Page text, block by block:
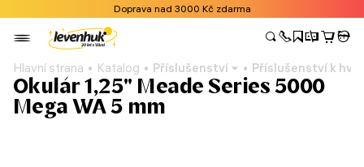
Doprava nad 3000 Kč zdarma
Hlavní strana Katalog Příslušenství Příslušenství k
Okulár 1,25" Meade Series 5000
Mega WA 5 mm